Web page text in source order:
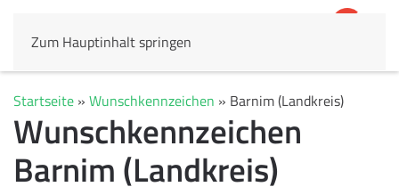
Zum Hauptinhalt springen
Startseite » Wunschkennzeichen » Barnim (Landkreis)
Wunschkennzeichen
Barnim (Landkreis)